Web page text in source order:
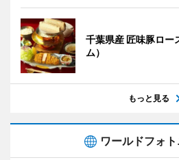
千葉県産 匠味豚ロー
ム）
もっと見る
ワールドフォ